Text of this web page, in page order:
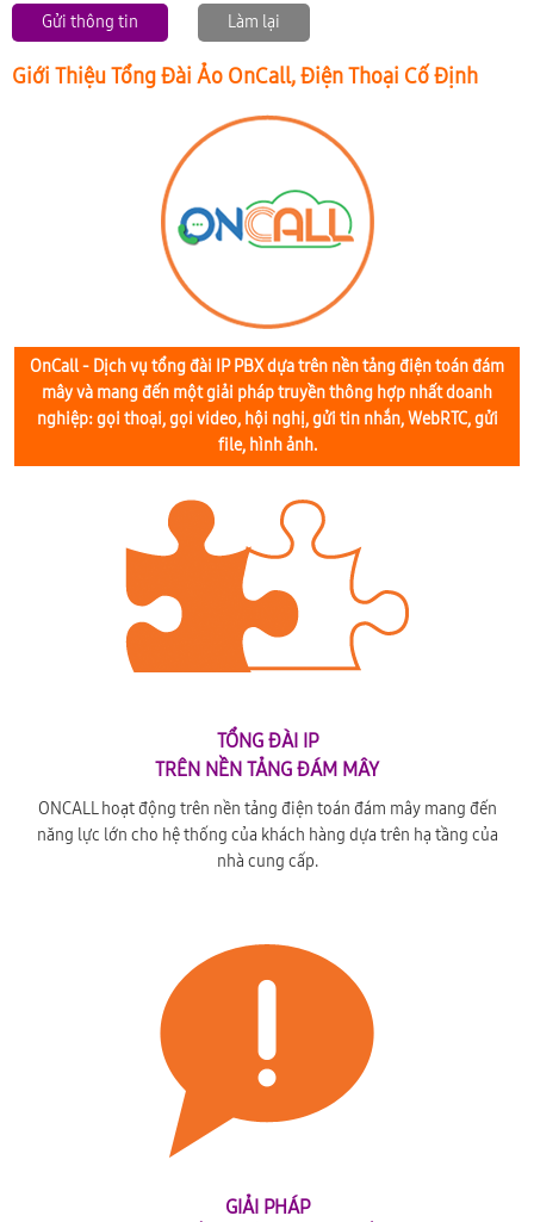
Gửi thông tin Làm lại
Giới Thiệu Tổng Đài Ảo OnCall, Điện Thoại Cố Định
OnCall - Dịch vụ tổng đài IP PBX dựa trên nền tảng điện toán đám
mây và mang đến một giải pháp truyền thông hợp nhất doanh
nghiệp: gọi thoại, gọi video, hội nghị, gửi tin nhắn, WebRTC, gửi
file, hình ảnh.
TỔNG ĐÀI IP
TRÊN NỀN TẢNG ĐÁM MÂY
ONCALL hoạt động trên nền tảng điện toán đám mây mang đến
năng lực lớn cho hệ thống của khách hàng dựa trên hạ tầng của
nhà cung cấp.
GIẢI PHÁP